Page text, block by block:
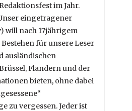
im Jahr.
eingetragener
will nach 17jährigem
für unsere Leser
ausländischen
Flandern und der
bieten, ohne dabei
zu vergessen. Jeder ist